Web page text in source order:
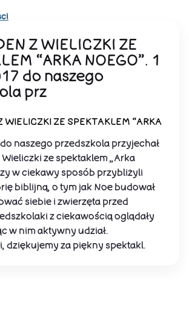
Z WIELICZKI ZE
“ARKA NOEGO”. 1
do naszego
prz
WIELICZKI ZE SPEKTAKLEM “ARKA
naszego przedszkola przyjechał
Wieliczki ze spektaklem „Arka
w ciekawy sposób przybliżyli
biblijną, o tym jak Noe budował
siebie i zwierzęta przed
z ciekawością oglądały
w nim aktywny udział.
dziękujemy za piękny spektakl.